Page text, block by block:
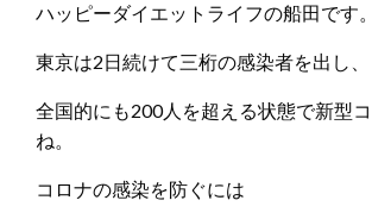
ハッピーダイエットライフの船田です。
東京は2日続けて三桁の感染者を出し、
全国的にも200人を超える状態で新型
ね。
コロナの感染を防ぐには